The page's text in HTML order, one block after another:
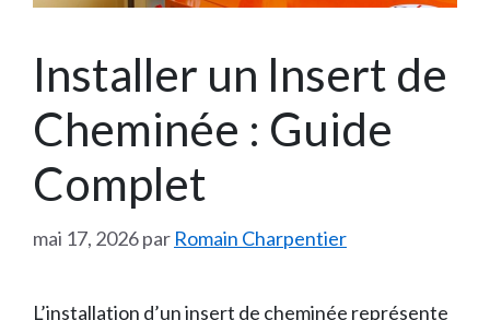
Installer un Insert de
Cheminée : Guide
Complet
mai 17, 2026par Romain Charpentier
L’installation d’un insert de cheminée représente